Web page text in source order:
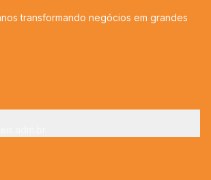
transformando negócios em grandes